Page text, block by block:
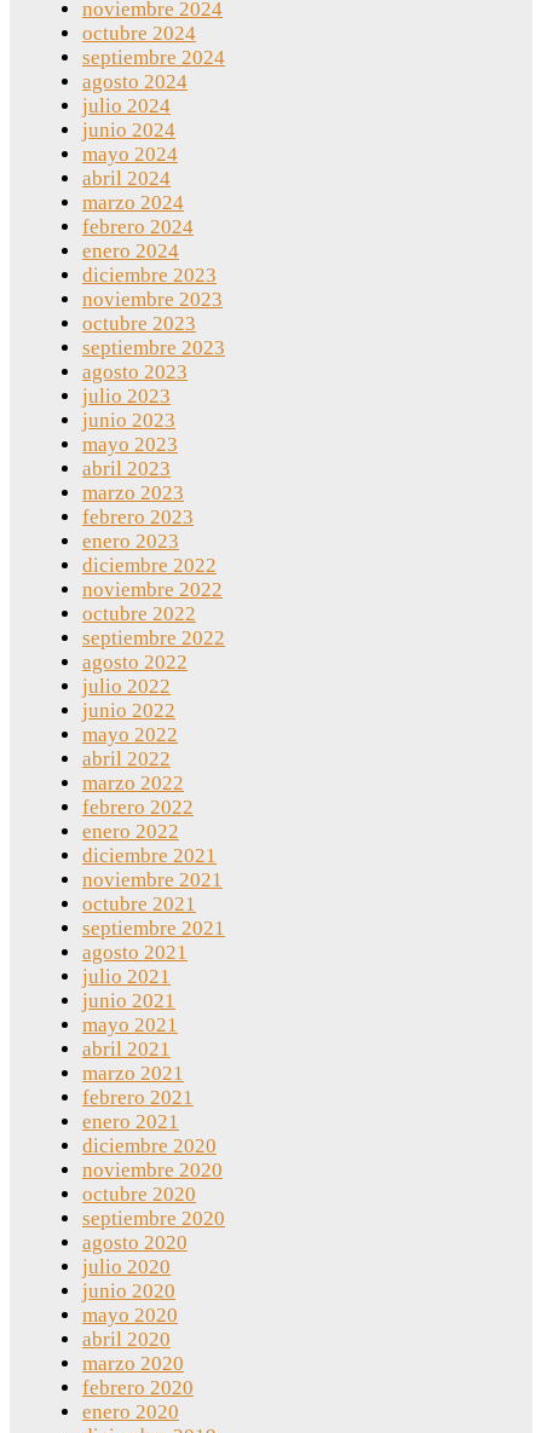
noviembre 2024
octubre 2024
septiembre 2024
agosto 2024
julio 2024
junio 2024
mayo 2024
abril 2024
marzo 2024
febrero 2024
enero 2024
diciembre 2023
noviembre 2023
octubre 2023
septiembre 2023
agosto 2023
julio 2023
junio 2023
mayo 2023
abril 2023
marzo 2023
febrero 2023
enero 2023
diciembre 2022
noviembre 2022
octubre 2022
septiembre 2022
agosto 2022
julio 2022
junio 2022
mayo 2022
abril 2022
marzo 2022
febrero 2022
enero 2022
diciembre 2021
noviembre 2021
octubre 2021
septiembre 2021
agosto 2021
julio 2021
junio 2021
mayo 2021
abril 2021
marzo 2021
febrero 2021
enero 2021
diciembre 2020
noviembre 2020
octubre 2020
septiembre 2020
agosto 2020
julio 2020
junio 2020
mayo 2020
abril 2020
marzo 2020
febrero 2020
enero 2020